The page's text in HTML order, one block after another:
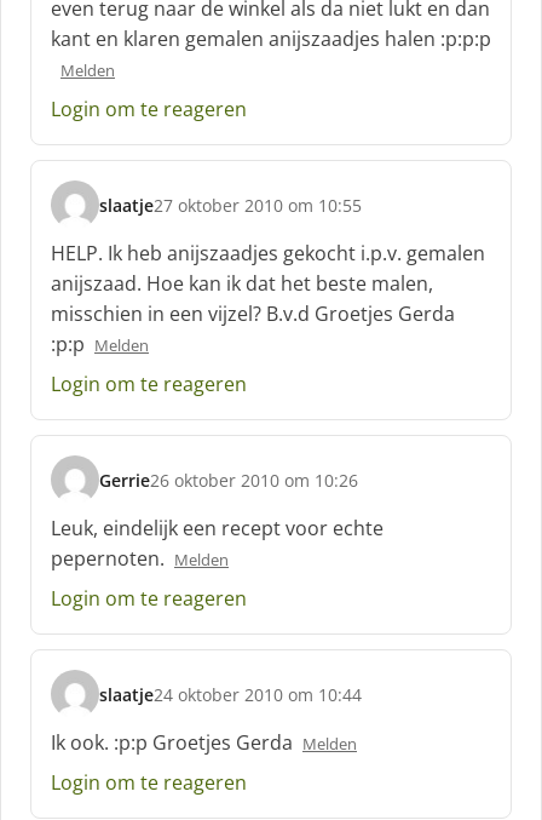
:even terug naar de winkel als da niet lukt en dan
kant en klaren gemalen anijszaadjes halen :p:p:p
Melden
Login om te reageren
slaatje
s
c
h
r
e
e
:
27 oktober 2010 om 10:55
HELP. Ik heb anijszaadjes gekocht i.p.v. gemalen
anijszaad. Hoe kan ik dat het beste malen,
misschien in een vijzel? B.v.d Groetjes Gerda
:p:p Melden
Login om te reageren
Gerrie
s
c
h
r
e
f
26 oktober 2010 om 10:26
Leuk, eindelijk een recept voor echte
pepernoten. Melden
Login om te reageren
slaatje
s
c
h
r
24 oktober 2010 om 10:44
Ik ook. :p:p Groetjes Gerda Melden
Login om te reageren